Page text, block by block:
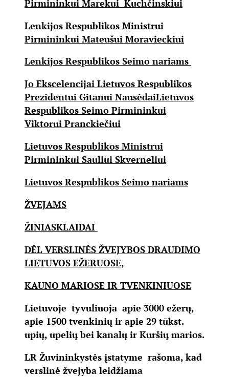
Pirmininkui Marekui Kuchčinskiui
Lenkijos Respublikos Ministrui
Pirmininkui Mateušui Moravieckiui
Lenkijos Respublikos Seimo nariams
Jo Ekscelencijai Lietuvos Respublikos
Prezidentui Gitanui NausėdaiLietuvos
Respublikos Seimo Pirmininkui
Viktorui Pranckiečiui
Lietuvos Respublikos Ministrui
Pirmininkui Sauliui Skverneliui
Lietuvos Respublikos Seimo nariams
ŽVEJAMS
ŽINIASKLAIDAI
DĖL VERSLINĖS ŽVEJYBOS DRAUDIMO
LIETUVOS EŽERUOSE,
KAUNO MARIOSE IR TVENKINIUOSE
Lietuvoje tyvuliuoja apie 3000 ežerų,
apie 1500 tvenkinių ir apie 29 tūkst.
upių, upelių bei kanalų ir Kuršių marios.
LR Žuvininkystės įstatyme rašoma, kad
verslinė žvejyba leidžiama